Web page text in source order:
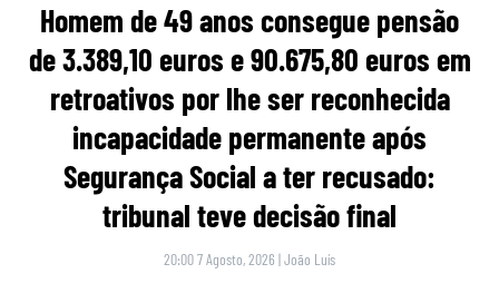
Homem de 49 anos consegue pensão
de 3.389,10 euros e 90.675,80 euros em
retroativos por lhe ser reconhecida
incapacidade permanente após
Segurança Social a ter recusado:
tribunal teve decisão final
20:00 7 Agosto, 2026 |João Luís